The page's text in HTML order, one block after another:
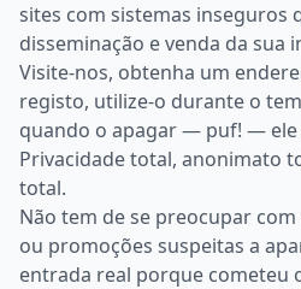
sites com sistemas inseguros
disseminação e venda da sua
Visite-nos, obtenha um
registo, utilize-o durante o
quando o apagar — puf! — ele
Privacidade total, anonimato
total.
Não tem de se preocupar
ou promoções suspeitas a
entrada real porque cometeu